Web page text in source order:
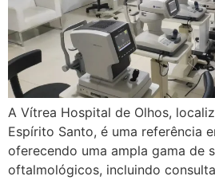
A Vítrea Hospital de Olhos,
Espírito Santo, é uma referência
oferecendo uma ampla gama de
oftalmológicos, incluindo